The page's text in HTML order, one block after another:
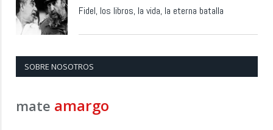
Fidel, los libros, la vida, la eterna batalla
SOBRE NOSOTROS
mate amargo